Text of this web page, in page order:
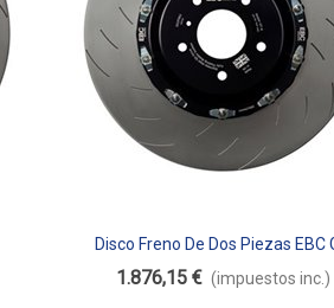
Añadir Al Carrito
Disco Freno De Dos Piezas EBC
Flotante SG2F013
1.876,15 € (impuestos inc.)